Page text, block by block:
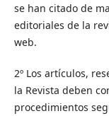
se han citado de
editoriales de la
web.
2º Los artículos,
la Revista deben
procedimientos